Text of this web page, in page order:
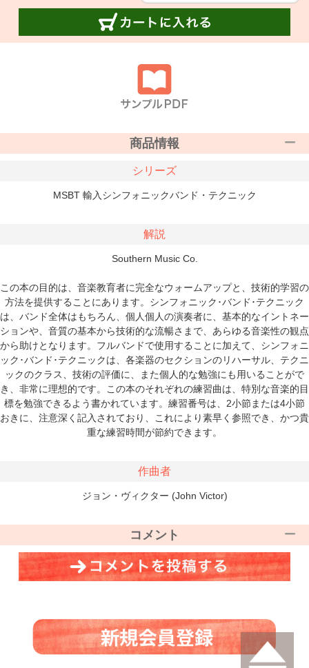
商品情報
シリーズ
MSBT 輸入シンフォニックバンド・テクニック
解説
Southern Music Co.
この本の目的は、音楽教育者に完全なウォームアップと、技術的学習の
方法を提供することにあります。シンフォニック･バンド･テクニック
は、バンド全体はもちろん、個人個人の演奏者に、基本的なイントネー
ションや、音質の基本から技術的な流暢さまで、あらゆる音楽性の観点
から助けとなります。フルバンドで使用することに加えて、シンフォニ
ック･バンド･テクニックは、各楽器のセクションのリハーサル、テクニ
ックのクラス、技術の評価に、また個人的な勉強にも用いることがで
き、非常に理想的です。この本のそれぞれの練習曲は、特別な音楽的目
標を勉強できるよう書かれています。練習番号は、2小節または4小節
おきに、注意深く記入されており、これにより素早く参照でき、かつ貴
重な練習時間が節約できます。
作曲者
ジョン・ヴィクター (John Victor)
コメント